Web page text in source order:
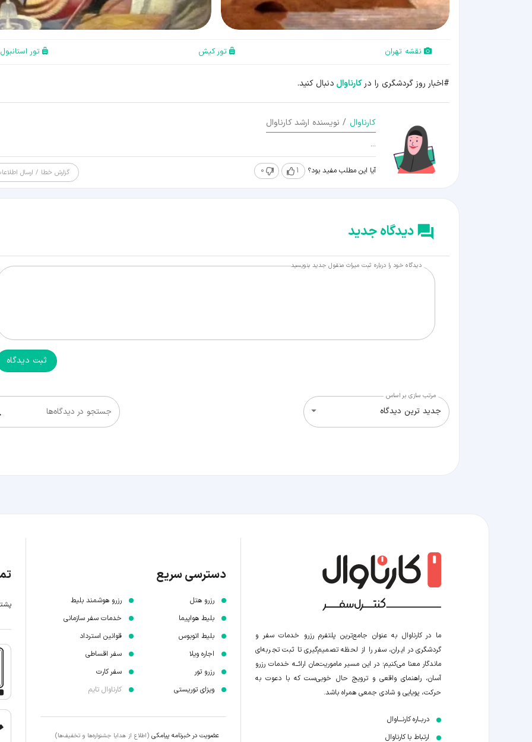
نقشه تهران تور کیش تور استانبول
#اخبار روز گردشگری را درکارناوال دنبال کنید.
کارناوال / نویسنده ارشد کارناوال
...
آیا این مطلب مفید بود؟ 1
0 گزارش خطا / ارسال
دیدگاه جدید
دیدگاه خود را درباره ثبت میراث منقول جدید بنویسید
ثبت دیدگاه
جستجو در دیدگاه‌ها
مرتب سازی بر اساس
جدید ترین دیدگاه
ما در کارناوال به عنوان جامع‌ترین پلتفرم رزرو خدمات سفر و
گردشگری در ایران، سفر را از لحظه‌ تصمیم‌گیری تا ثبت تجربه‌ای
ماندگار معنا می‌کنیم؛ در این مسیر‍ ماموریت‌مان اراﺋــﻪ خدمات رزرو
آسان، راهنمای واقعی و ترویج حال خوبی‌ست که با دعوت به
حرکت، پویایی و شادی جمعی همراه باشد.
دربــاره کارنـــاوال
ارتباط با کارناوال
دسترسی سریع
رزرو هتل
بلیط هواپیما
بلیط اتوبوس
اجاره ویلا
رزرو تور
ویزای توریستی
رزرو هوشمند بلیط
خدمات سفر سازمانی
قوانین استرداد
سفر اقساطی
سفر کارت
کارناوال تایم
عضویت در خبرنامه پیامکی (اطلاع از هدایا جشنواره‌ها و تخفیف‌ها)
پشتیبانی